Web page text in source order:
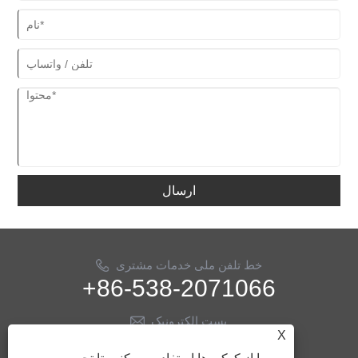
ارسال
خط تلفن ملی خدمات مشتری
+86-538-2071066
پست الکترونیک
X